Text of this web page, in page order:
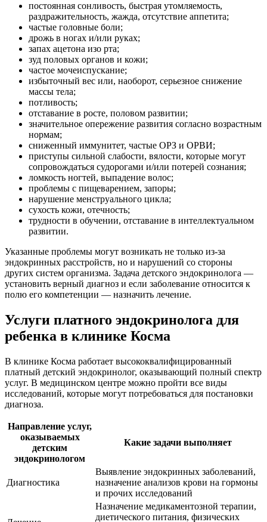
постоянная сонливость, быстрая утомляемость,
раздражительность, жажда, отсутствие аппетита;
частые головные боли;
дрожь в ногах и/или руках;
запах ацетона изо рта;
зуд половых органов и кожи;
частое мочеиспускание;
избыточный вес или, наоборот, серьезное снижение
массы тела;
потливость;
отставание в росте, половом развитии;
значительное опережение развития согласно возрастным
нормам;
сниженный иммунитет, частые ОРЗ и ОРВИ;
приступы сильной слабости, вялости, которые могут
сопровождаться судорогами и/или потерей сознания;
ломкость ногтей, выпадение волос;
проблемы с пищеварением, запоры;
нарушение менструального цикла;
сухость кожи, отечность;
трудности в обучении, отставание в интеллектуальном
развитии.
Указанные проблемы могут возникать не только из-за
эндокринных расстройств, но и нарушений со стороны
других систем организма. Задача детского эндокринолога —
установить верный диагноз и если заболевание относится к
полю его компетенции — назначить лечение.
Услуги платного эндокринолога для
ребенка в клинике Косма
В клинике Косма работает высококвалифицированный
платный детский эндокринолог, оказывающий полный спектр
услуг. В медицинском центре можно пройти все виды
исследований, которые могут потребоваться для постановки
диагноза.
Направление услуг,
оказываемых
детским
эндокринологом
Какие задачи выполняет
Диагностика
Выявление эндокринных заболеваний,
назначение анализов крови на гормоны
и прочих исследований
Назначение медикаментозной терапии,
диетического питания, физических